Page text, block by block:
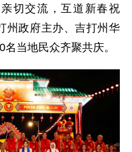
切交流，互道新春祝
州政府主办、吉打州华
当地民众齐聚共庆。